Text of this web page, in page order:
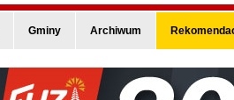
Gminy Archiwum